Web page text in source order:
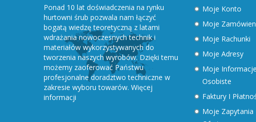
Ponad 10 lat doświadczenia na rynku
hurtowni śrub pozwala nam łączyć
bogatą wiedzę teoretyczną z latami
wdrażania nowoczesnych technik i
materiałów wykorzystywanych do
tworzenia naszych wyrobów. Dzięki temu
możemy zaoferować Państwu
profesjonalne doradztwo techniczne w
zakresie wyboru towarów. Więcej
informacji
Moje Konto
Moje
Moje Rachunki
Moje Adresy
Moje Informacje
Osobiste
Faktury I
Moje Zapytania